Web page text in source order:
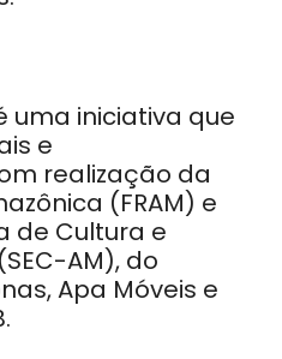
uma iniciativa que
e
realização da
(FRAM) e
de Cultura e
AM), do
Apa Móveis e